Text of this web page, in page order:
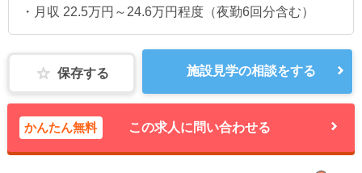
・月収 22.5万円～24.6万円程度（夜勤6回分含む）
保存する 施設見学の相談をする
かんたん無料 この求人に問い合わせる